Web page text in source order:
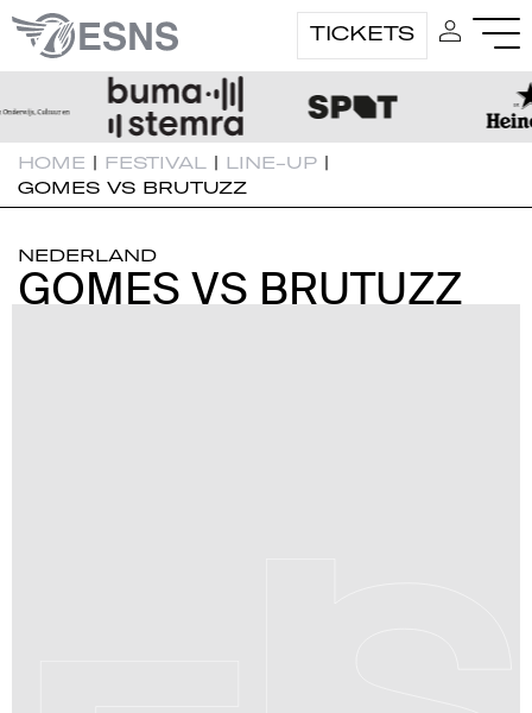
TICKETS
HOME | FESTIVAL | LINE-UP |
GOMES VS BRUTUZZ
NEDERLAND
GOMES VS BRUTUZZ
GOMES VS BRUTUZZ